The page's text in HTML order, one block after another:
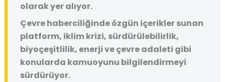
olarak yer alıyor.
Çevre haberciliğinde özgün içerikler sunan
platform, iklim krizi, sürdürülebilirlik,
biyoçeşitlilik, enerji ve çevre adaleti gibi
konularda kamuoyunu bilgilendirmeyi
sürdürüyor.